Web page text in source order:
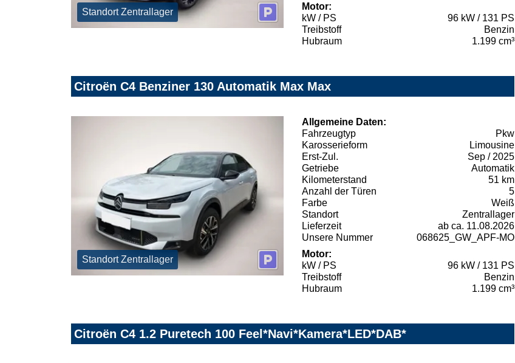
Standort Zentrallager
Motor:
kW / PS
96 kW / 131 PS
Treibstoff
Benzin
Hubraum
1.199 cm³
Citroën C4 Benziner 130 Automatik Max Max
Standort Zentrallager
Allgemeine Daten:
Fahrzeugtyp
Pkw
Karosserieform
Limousine
Erst-Zul.
Sep / 2025
Getriebe
Automatik
Kilometerstand
51 km
Anzahl der Türen
5
Farbe
Weiß
Standort
Zentrallager
Lieferzeit
ab ca. 11.08.2026
Unsere Nummer
068625_GW_APF-MO
Motor:
kW / PS
96 kW / 131 PS
Treibstoff
Benzin
Hubraum
1.199 cm³
Citroën C4 1.2 Puretech 100 Feel*Navi*Kamera*LED*DAB*